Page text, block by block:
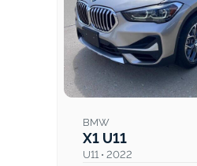
BMW
X1 U11
U11 • 2022